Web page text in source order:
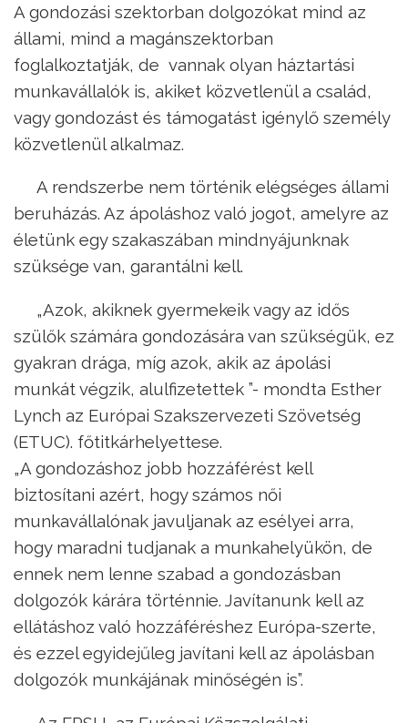
A gondozási szektorban dolgozókat mind az
állami, mind a magánszektorban
foglalkoztatják, de vannak olyan háztartási
munkavállalók is, akiket közvetlenül a család,
vagy gondozást és támogatást igénylő személy
közvetlenül alkalmaz.
A rendszerbe nem történik elégséges állami
beruházás. Az ápoláshoz való jogot, amelyre az
életünk egy szakaszában mindnyájunknak
szüksége van, garantálni kell.
„Azok, akiknek gyermekeik vagy az idős
szülők számára gondozására van szükségük, ez
gyakran drága, míg azok, akik az ápolási
munkát végzik, alulfizetettek ”- mondta Esther
Lynch az Európai Szakszervezeti Szövetség
(ETUC). főtitkárhelyettese.
„A gondozáshoz jobb hozzáférést kell
biztosítani azért, hogy számos női
munkavállalónak javuljanak az esélyei arra,
hogy maradni tudjanak a munkahelyükön, de
ennek nem lenne szabad a gondozásban
dolgozók kárára történnie. Javítanunk kell az
ellátáshoz való hozzáféréshez Európa-szerte,
és ezzel egyidejűleg javítani kell az ápolásban
dolgozók munkájának minőségén is”.